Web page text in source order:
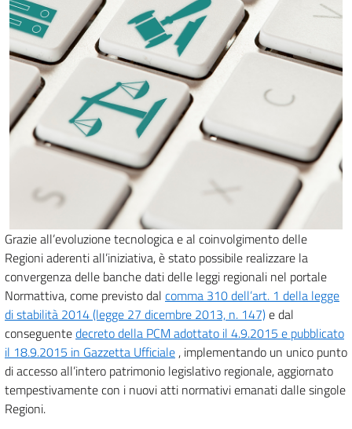
Grazie all’evoluzione tecnologica e al coinvolgimento delle
Regioni aderenti all’iniziativa, è stato possibile realizzare la
convergenza delle banche dati delle leggi regionali nel portale
Normattiva, come previsto dal comma 310 dell’art. 1 della legge
di stabilità 2014 (legge 27 dicembre 2013, n. 147)e dal
conseguentedecreto della PCM adottato il 4.9.2015 e pubblicato
il 18.9.2015 in Gazzetta Ufficiale , implementando un unico punto
di accesso all’intero patrimonio legislativo regionale, aggiornato
tempestivamente con i nuovi atti normativi emanati dalle singole
Regioni.